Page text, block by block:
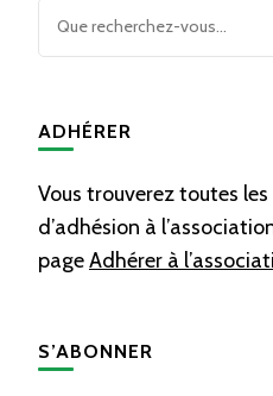
Vous
recherchiez
chose ?
ADHÉRER
Vous trouverez toutes
d’adhésion à
pageAdhérer à
S’ABONNER